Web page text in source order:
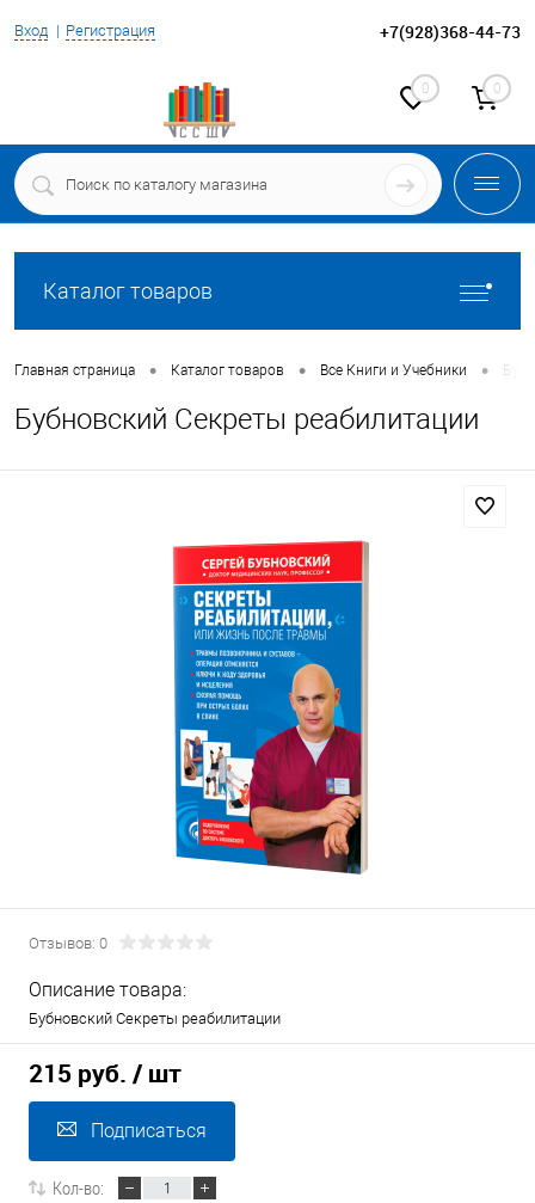
Вход Регистрация +7(928)368-44-73
0 0
Каталог товаров
Главная страница • Каталог товаров • Все Книги и Учебники •
Бубновский Секреты реабилитации
Отзывов: 0
Описание товара:
Бубновский Секреты реабилитации
215 руб. / шт
Подписаться
Кол-во: